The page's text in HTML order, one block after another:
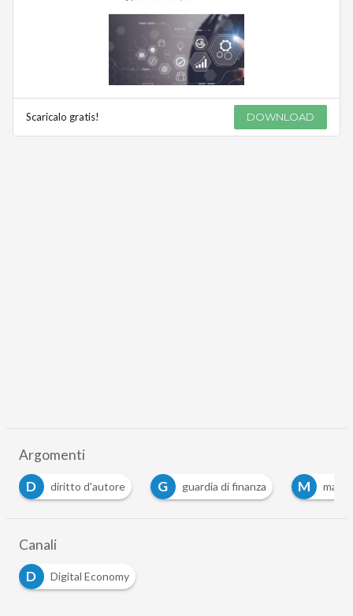
Scaricalo gratis! DOWNLOAD
Argomenti
D
diritto d'autore G guardia di finanza M
Canali
D
Digital Economy